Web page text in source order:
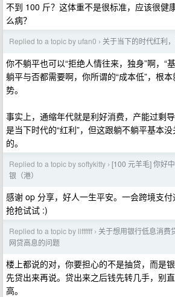
不到 100 斤？这体重不是很标准，应该很健
么病？
Replied to a topic by ufan0 › 关于当下的时代红利
你不躺平也可以“拒绝人情往来，独身”啊，“
躺平与否都需要啊，你所谓的“成本低”，根
势。
事实上，通缩年代就是利好消费，产能过剩
是当下时代的“红利”，但这跟躺不躺平基本
的。
Replied to a topic by softykitty › [100 元羊毛] 你好
银（港）
感谢 op 分享，好人一生平安。一会跨境支
抢抢试试 :)
Replied to a topic by llffffff › 关于想用银行低息消费
网贷高息的问题
楼上都说的对，你要担心的不是抽贷，而是
先贷出来再说。贷出来之后钱先转几手，别
高。